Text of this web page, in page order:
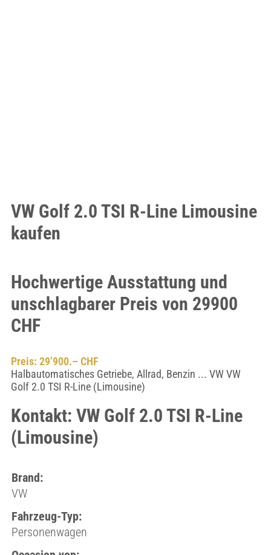
VW Golf 2.0 TSI R-Line Limousine
kaufen
Hochwertige Ausstattung und
unschlagbarer Preis von 29900
CHF
Preis: 29’900.– CHF
Halbautomatisches Getriebe, Allrad, Benzin ... VW VW
Golf 2.0 TSI R-Line (Limousine)
Kontakt: VW Golf 2.0 TSI R-Line
(Limousine)
Brand:
VW
Fahrzeug-Typ:
Personenwagen